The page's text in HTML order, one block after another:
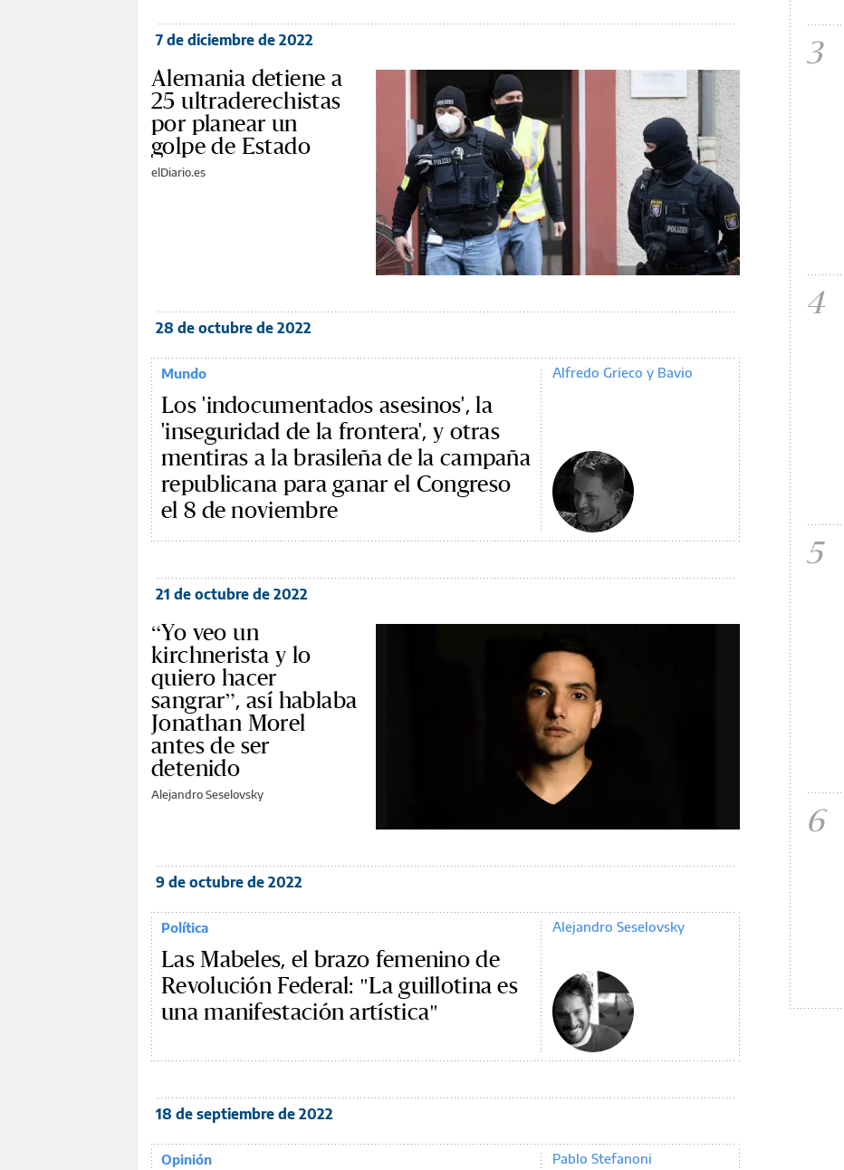
7 de diciembre de 2022
Alemania detiene a
25 ultraderechistas
por planear un
golpe de Estado
elDiario.es
28 de octubre de 2022
Mundo
Los 'indocumentados asesinos', la
'inseguridad de la frontera', y otras
mentiras a la brasileña de la campaña
republicana para ganar el Congreso
el 8 de noviembre
Alfredo Grieco y Bavio
21 de octubre de 2022
“Yo veo un
kirchnerista y lo
quiero hacer
sangrar”, así hablaba
Jonathan Morel
antes de ser
detenido
Alejandro Seselovsky
9 de octubre de 2022
Política
Las Mabeles, el brazo femenino de
Revolución Federal: "La guillotina es
una manifestación artística"
Alejandro Seselovsky
18 de septiembre de 2022
Opinión Pablo Stefanoni
3
4
5
6